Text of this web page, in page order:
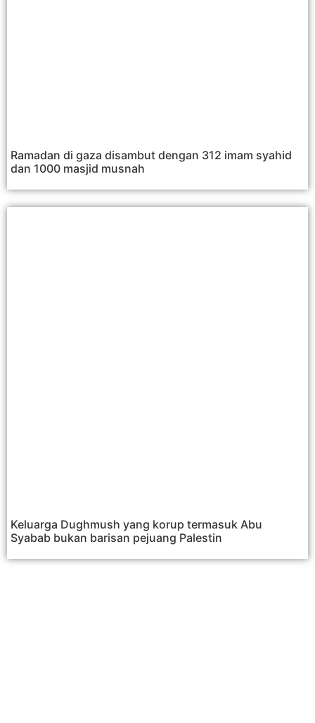
Ramadan di gaza disambut dengan 312 imam syahid
dan 1000 masjid musnah
Keluarga Dughmush yang korup termasuk Abu
Syabab bukan barisan pejuang Palestin